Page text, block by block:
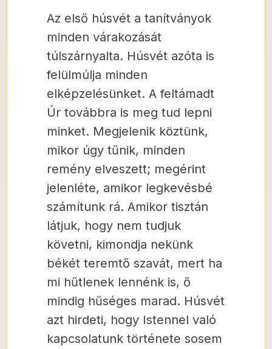
Az első húsvét a tanítványok
minden várakozását
túlszárnyalta. Húsvét azóta is
felülmúlja minden
elképzelésünket. A feltámadt
Úr továbbra is meg tud lepni
minket. Megjelenik köztünk,
mikor úgy tűnik, minden
remény elveszett; megérint
jelenléte, amikor legkevésbé
számítunk rá. Amikor tisztán
látjuk, hogy nem tudjuk
követni, kimondja nekünk
békét teremtő szavát, mert ha
mi hűtlenek lennénk is, ő
mindig hűséges marad. Húsvét
azt hirdeti, hogy Istennel való
kapcsolatunk története sosem